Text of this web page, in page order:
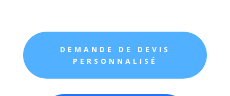
DEMANDE DE DEVIS
PERSONNALISÉ